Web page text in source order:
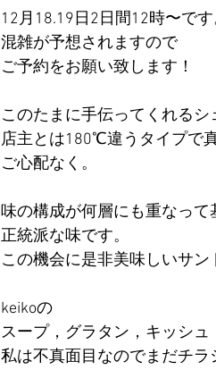
12月18.19日2日間12時〜です
混雑が予想されますので
ご予約をお願い致します！
このたまに手伝ってくれるシ
店主とは180℃違うタイプで
ご心配なく。
味の構成が何層にも重なって
正統派な味です。
この機会に是非美味しいサン
keikoの
スープ，グラタン，キッシュ
私は不真面目なのでまだチラ